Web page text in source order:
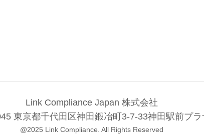
Link Compliance Japan 株式会社
東京都千代田区神田鍛冶町3-7-33神田駅前プラ
@2025 Link Compliance. All Rights Reserved